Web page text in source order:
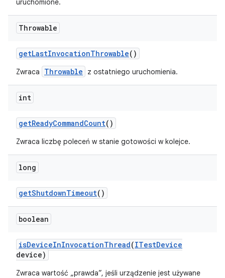
uruchomione.
Throwable
getLastInvocationThrowable()
Zwraca Throwable z ostatniego uruchomienia.
int
getReadyCommandCount()
Zwraca liczbę poleceń w stanie gotowości w kolejce.
long
getShutdownTimeout()
boolean
isDeviceInInvocationThread(ITestDevice
device)
Zwraca wartość „prawda”, jeśli urządzenie jest używane